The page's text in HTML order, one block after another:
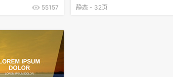
55157
静态 - 32页